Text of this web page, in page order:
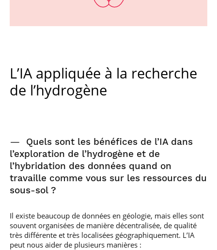
L’IA appliquée à la recherche
de l’hydrogène
—
Quels sont les bénéfices de l’IA dans
l’exploration de l’hydrogène et de
l’hybridation des données quand on
travaille comme vous sur les ressources du
sous-sol ?
Il existe beaucoup de données en géologie, mais elles sont
souvent organisées de manière décentralisée, de qualité
très différente et très localisées géographiquement. L’IA
peut nous aider de plusieurs manières :